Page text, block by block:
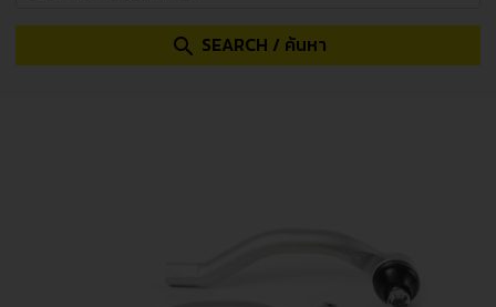
search SEARCH / ค้นหา